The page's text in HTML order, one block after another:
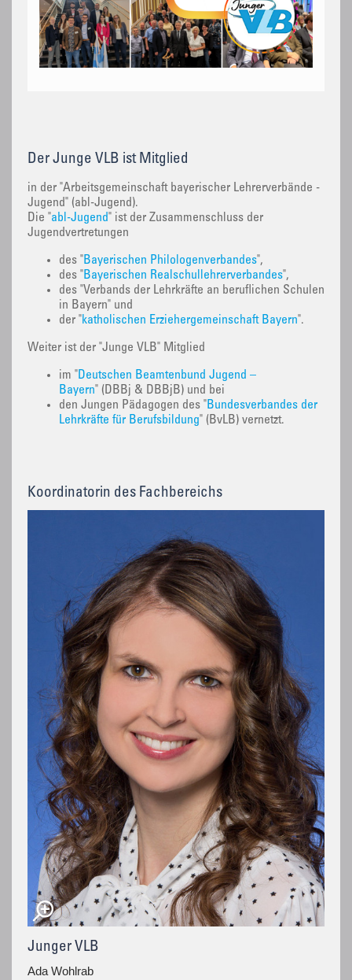
Der Junge VLB ist Mitglied
in der "Arbeitsgemeinschaft bayerischer Lehrerverbände -
Jugend" (abl-Jugend).
Die "abl-Jugend" ist der Zusammenschluss der
Jugendvertretungen
des "Bayerischen Philologenverbandes",
des "Bayerischen Realschullehrerverbandes",
des "Verbands der Lehrkräfte an beruflichen Schulen
in Bayern" und
der "katholischen Erziehergemeinschaft Bayern".
Weiter ist der "Junge VLB" Mitglied
im "Deutschen Beamtenbund Jugend –
Bayern" (DBBj & DBBjB) und bei
den Jungen Pädagogen des "Bundesverbandes der
Lehrkräfte für Berufsbildung" (BvLB) vernetzt.
Koordinatorin des Fachbereichs
Junger VLB
Ada Wohlrab